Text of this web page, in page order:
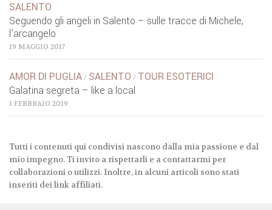
SALENTO
Seguendo gli angeli in Salento – sulle tracce di Michele,
l’arcangelo
19 MAGGIO 2017
AMOR DI PUGLIA / SALENTO / TOUR ESOTERICI
Galatina segreta – like a local
1 FEBBRAIO 2019
Tutti i contenuti qui condivisi nascono dalla mia passione e dal
mio impegno. Ti invito a rispettarli e a contattarmi per
collaborazioni o utilizzi. Inoltre, in alcuni articoli sono stati
inseriti dei link affiliati.